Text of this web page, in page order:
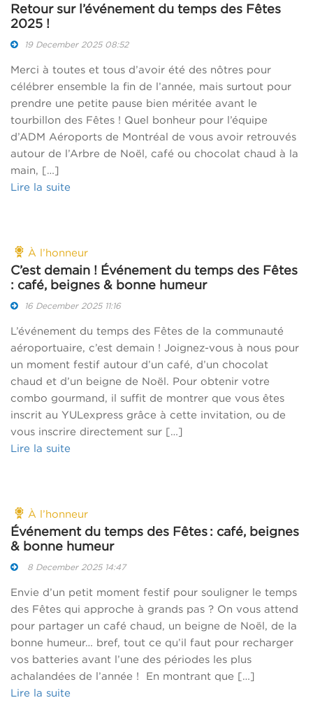
Retour sur l’événement du temps des Fêtes
2025 !
19 December 2025 08:52
Merci à toutes et tous d’avoir été des nôtres pour
célébrer ensemble la fin de l’année, mais surtout pour
prendre une petite pause bien méritée avant le
tourbillon des Fêtes ! Quel bonheur pour l’équipe
d’ADM Aéroports de Montréal de vous avoir retrouvés
autour de l’Arbre de Noël, café ou chocolat chaud à la
main, […]
Lire la suite
À l’honneur
C’est demain ! Événement du temps des Fêtes
: café, beignes & bonne humeur
16 December 2025 11:16
L’événement du temps des Fêtes de la communauté
aéroportuaire, c’est demain ! Joignez-vous à nous pour
un moment festif autour d’un café, d’un chocolat
chaud et d’un beigne de Noël. Pour obtenir votre
combo gourmand, il suffit de montrer que vous êtes
inscrit au YULexpress grâce à cette invitation, ou de
vous inscrire directement sur […]
Lire la suite
À l’honneur
Événement du temps des Fêtes : café, beignes
& bonne humeur
8 December 2025 14:47
Envie d’un petit moment festif pour souligner le temps
des Fêtes qui approche à grands pas ? On vous attend
pour partager un café chaud, un beigne de Noël, de la
bonne humeur… bref, tout ce qu’il faut pour recharger
vos batteries avant l’une des périodes les plus
achalandées de l’année ! En montrant que […]
Lire la suite